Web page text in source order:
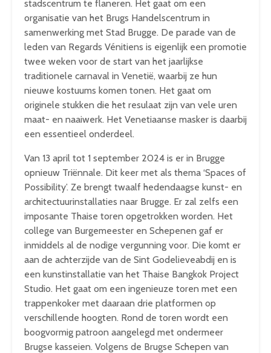
stadscentrum te flaneren. Het gaat om een
organisatie van het Brugs Handelscentrum in
samenwerking met Stad Brugge. De parade van de
leden van Regards Vénitiens is eigenlijk een promotie
twee weken voor de start van het jaarlijkse
traditionele carnaval in Venetië, waarbij ze hun
nieuwe kostuums komen tonen. Het gaat om
originele stukken die het resulaat zijn van vele uren
maat- en naaiwerk. Het Venetiaanse masker is daarbij
een essentieel onderdeel.
Van 13 april tot 1 september 2024 is er in Brugge
opnieuw Triënnale. Dit keer met als thema ‘Spaces of
Possibility’. Ze brengt twaalf hedendaagse kunst- en
architectuurinstallaties naar Brugge. Er zal zelfs een
imposante Thaise toren opgetrokken worden. Het
college van Burgemeester en Schepenen gaf er
inmiddels al de nodige vergunning voor. Die komt er
aan de achterzijde van de Sint Godelieveabdij en is
een kunstinstallatie van het Thaise Bangkok Project
Studio. Het gaat om een ingenieuze toren met een
trappenkoker met daaraan drie platformen op
verschillende hoogten. Rond de toren wordt een
boogvormig patroon aangelegd met ondermeer
Brugse kasseien. Volgens de Brugse Schepen van